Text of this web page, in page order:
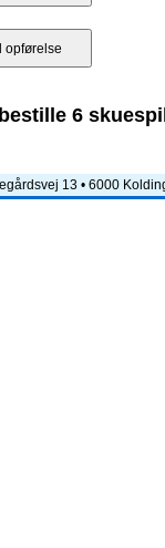
6
13 • 6000